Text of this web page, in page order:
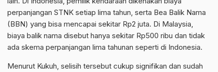
perpanjangan STNK setiap lima tahun, serta Bea Balik Nama
(BBN) yang bisa mencapai sekitar Rp2 juta. Di Malaysia,
biaya balik nama disebut hanya sekitar Rp500 ribu dan tidak
ada skema perpanjangan lima tahunan seperti di Indonesia.
Menurut Kukuh, selisih tersebut cukup signifikan dan sudah